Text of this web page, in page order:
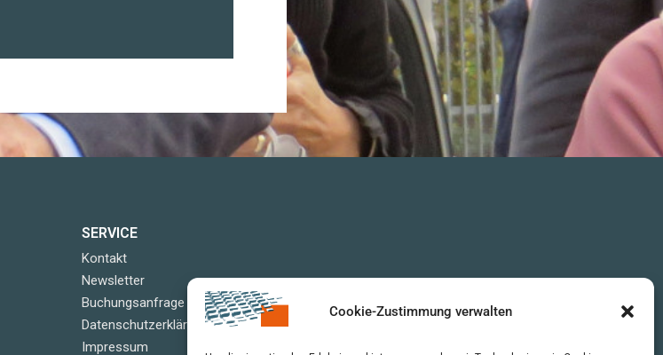
Cookie-Zustimmung verwalten
SERVICE
Kontakt
Newsletter
Buchungsanfrage
Datenschutzerklärung
Impressum